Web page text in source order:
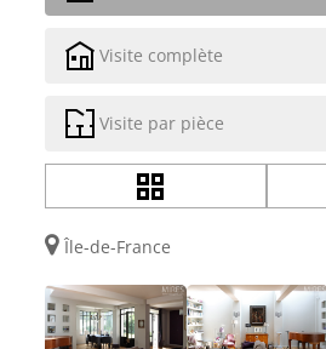
Visite complète
Visite par pièce
Île-de-France